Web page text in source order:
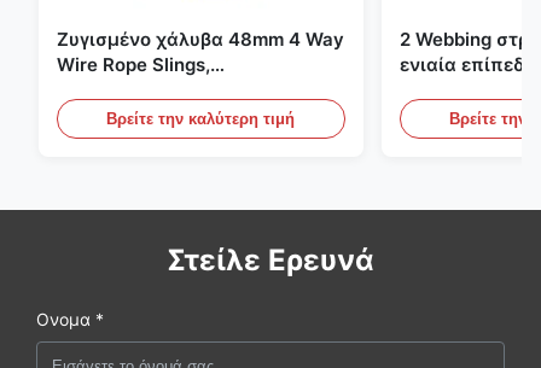
Ζυγισμένο χάλυβα 48mm 4 Way
Wire Rope Slings,
Βρείτε την καλύτερη τιμή
2 Webbing
ενιαία
ανυψωτικές
Βρείτε την
Στείλε Ερευνά
Ονομα *